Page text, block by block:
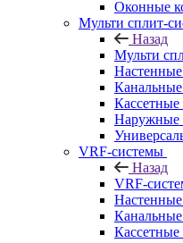
Оконные
Мульти сплит-
Назад
Мульти
Наружные
VRF-системы
Назад
VRF-